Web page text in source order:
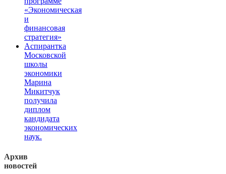
«Экономическая
и
финансовая
стратегия»
Аспирантка
Московской
школы
экономики
Марина
Микитчук
получила
диплом
кандидата
экономических
наук.
Архив
новостей